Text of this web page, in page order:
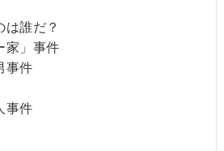
誰だ？
家」事件
事件
事件